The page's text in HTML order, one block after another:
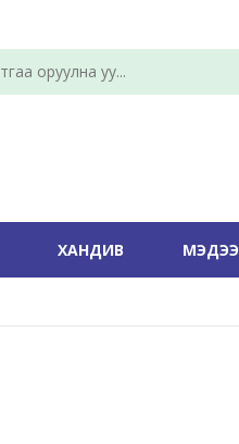
ХАНДИВ МЭДЭЭ